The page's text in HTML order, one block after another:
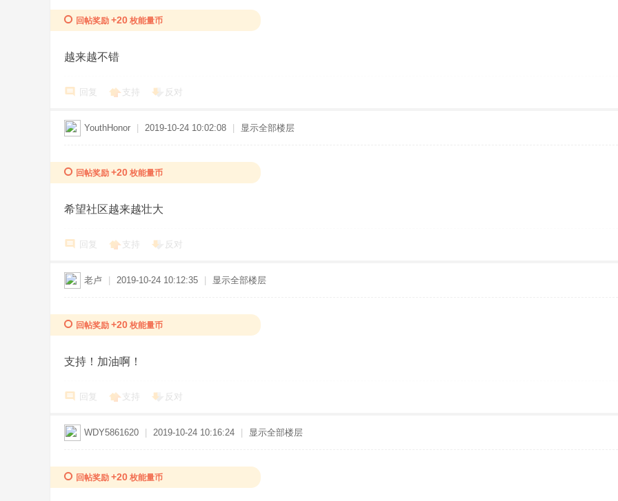
C
N
回帖奖励 +20 枚能量币
越来越不错
回复 支持 反对
YouthHonor 2019-10-24 10:02:08 显示全部楼层
回帖奖励 +20 枚能量币
希望社区越来越壮大
回复 支持 反对
老卢 2019-10-24 10:12:35 显示全部楼层
回帖奖励 +20 枚能量币
支持！加油啊！
回复 支持 反对
WDY5861620 2019-10-24 10:16:24 显示全部楼层
回帖奖励 +20 枚能量币